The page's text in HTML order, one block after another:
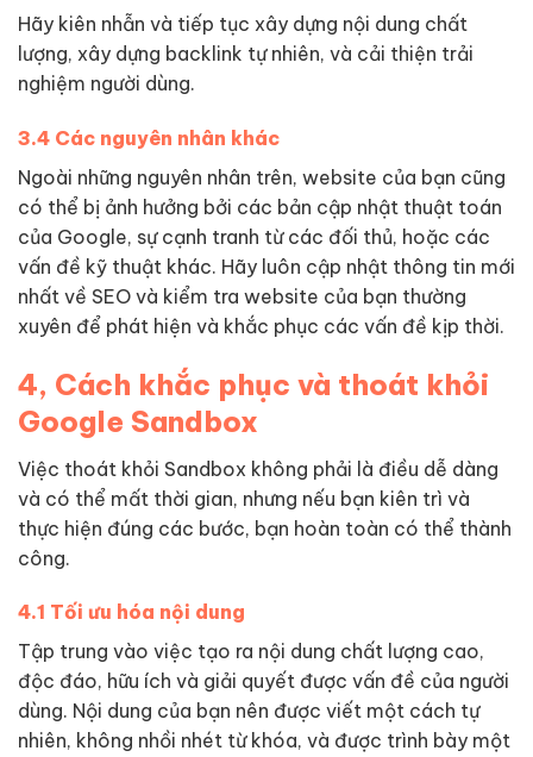
Hãy kiên nhẫn và tiếp tục xây dựng nội dung chất
lượng, xây dựng backlink tự nhiên, và cải thiện trải
nghiệm người dùng.
3.4 Các nguyên nhân khác
Ngoài những nguyên nhân trên, website của bạn cũng
có thể bị ảnh hưởng bởi các bản cập nhật thuật toán
của Google, sự cạnh tranh từ các đối thủ, hoặc các
vấn đề kỹ thuật khác. Hãy luôn cập nhật thông tin mới
nhất về SEO và kiểm tra website của bạn thường
xuyên để phát hiện và khắc phục các vấn đề kịp thời.
4, Cách khắc phục và thoát khỏi
Google Sandbox
Việc thoát khỏi Sandbox không phải là điều dễ dàng
và có thể mất thời gian, nhưng nếu bạn kiên trì và
thực hiện đúng các bước, bạn hoàn toàn có thể thành
công.
4.1 Tối ưu hóa nội dung
Tập trung vào việc tạo ra nội dung chất lượng cao,
độc đáo, hữu ích và giải quyết được vấn đề của người
dùng. Nội dung của bạn nên được viết một cách tự
nhiên, không nhồi nhét từ khóa, và được trình bày một